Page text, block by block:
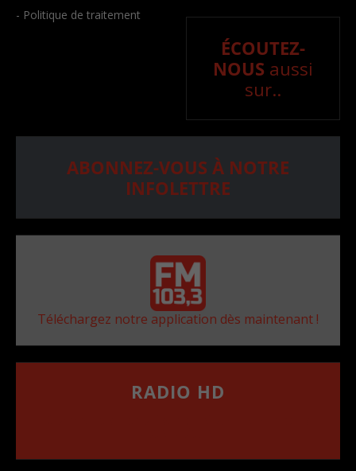
- Politique de traitement
ÉCOUTEZ-
NOUS aussi
sur..
ABONNEZ-VOUS À NOTRE
INFOLETTRE
Téléchargez notre application dès maintenant !
RADIO HD